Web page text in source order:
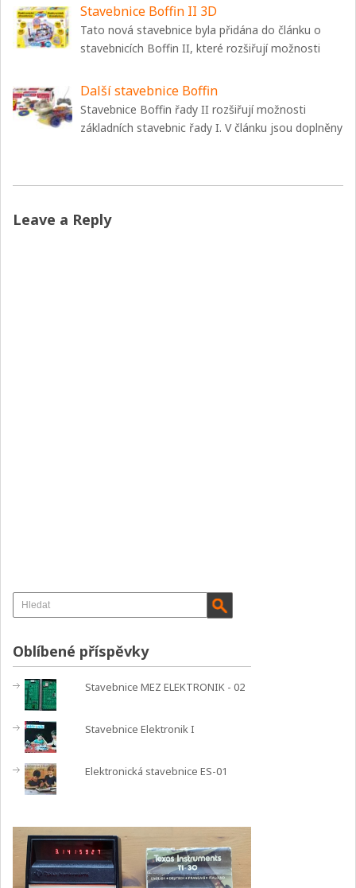
Stavebnice Boffin II 3D
Tato nová stavebnice byla přidána do článku o
stavebnicích Boffin II, které rozšiřují možnosti
Další stavebnice Boffin
Stavebnice Boffin řady II rozšiřují možnosti
základních stavebnic řady I. V článku jsou doplněny
Leave a Reply
Oblíbené příspěvky
Stavebnice MEZ ELEKTRONIK - 02
Stavebnice Elektronik I
Elektronická stavebnice ES-01